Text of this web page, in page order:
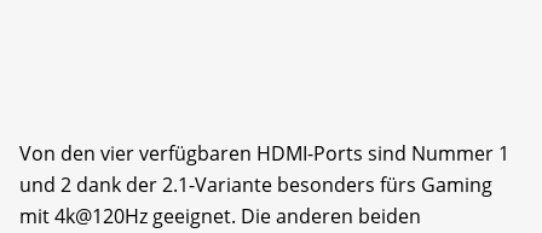
Von den vier verfügbaren HDMI-Ports sind Nummer 1
und 2 dank der 2.1-Variante besonders fürs Gaming
mit 4k@120Hz geeignet. Die anderen beiden